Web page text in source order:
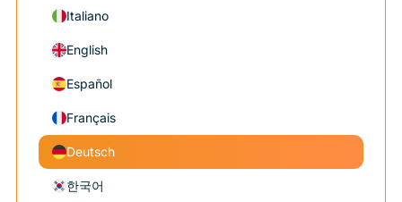
Italiano
English
Español
Français
Deutsch
한국어